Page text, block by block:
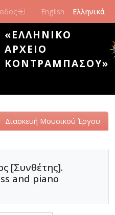
English Ελληνικά
«ΕΛΛΗΝΙΚΌ
ΑΡΧΕΊΟ
ΚΟΝΤΡΑΜΠΆΣΟΥ»
Διασκευή Μουσικού Έργου
[Συνθέτης].
and piano